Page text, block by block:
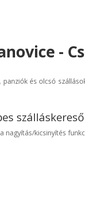
-
és olcsó
szálláskereső
nagyítás/kicsinyítés